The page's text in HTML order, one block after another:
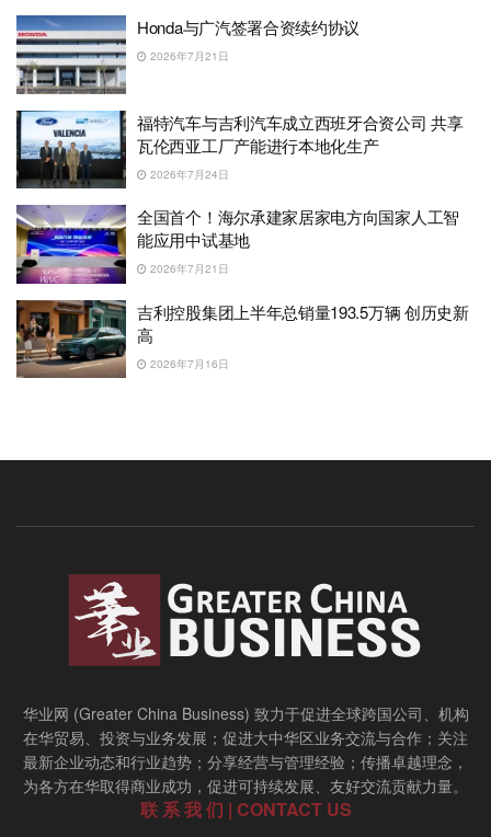
Honda与广汽签署合资续约协议
2026年7月21日
福特汽车与吉利汽车成立西班牙合资公司 共享
瓦伦西亚工厂产能进行本地化生产
2026年7月24日
全国首个！海尔承建家居家电方向国家人工智
能应用中试基地
2026年7月21日
吉利控股集团上半年总销量193.5万辆 创历史新
高
2026年7月16日
华业网 (Greater China Business) 致力于促进全球跨国公司、机构
在华贸易、投资与业务发展；促进大中华区业务交流与合作；关注
最新企业动态和行业趋势；分享经营与管理经验；传播卓越理念，
为各方在华取得商业成功，促进可持续发展、友好交流贡献力量。
联 系 我 们 | CONTACT US